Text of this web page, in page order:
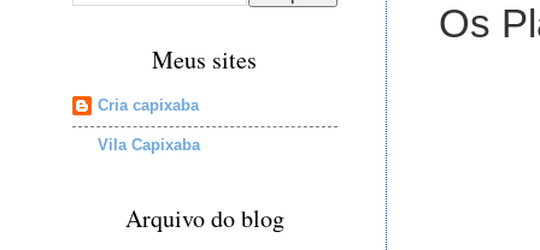
Os
Meus sites
Cria capixaba
Vila Capixaba
Arquivo do blog